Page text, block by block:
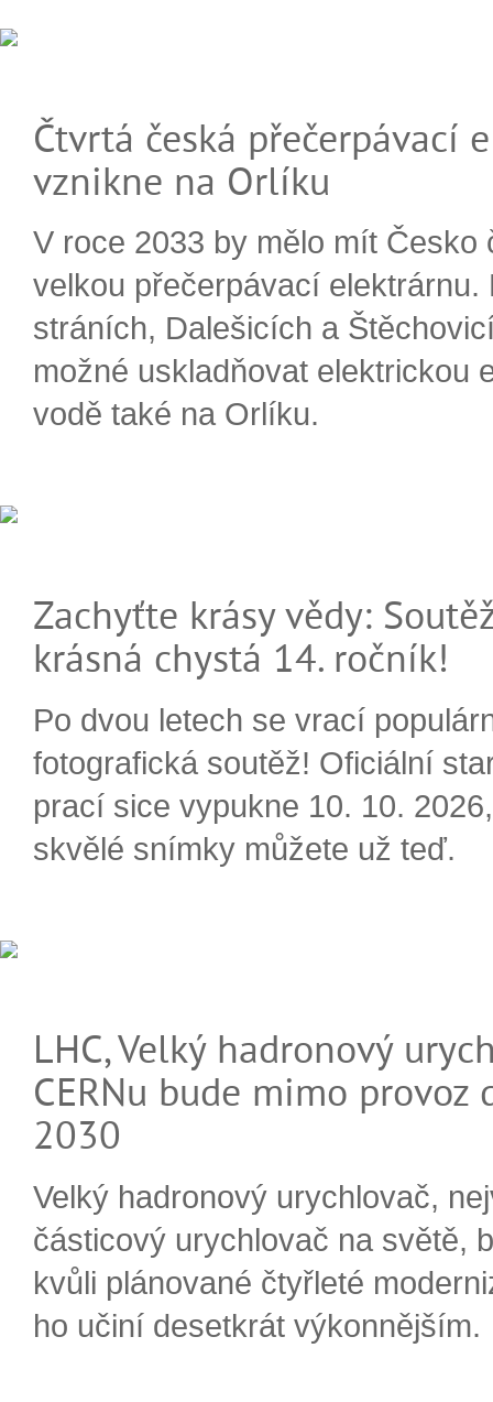
Čtvrtá česká přečerpávací
vznikne na Orlíku
V roce 2033 by mělo mít Česko
velkou přečerpávací elektrárnu.
stráních, Dalešicích a
možné uskladňovat elektrickou
vodě také na Orlíku.
Zachyťte krásy vědy:
krásná chystá 14. ročník!
Po dvou letech se vrací
fotografická soutěž! Oficiální
prací sice vypukne 10. 10.
skvělé snímky můžete už teď.
LHC, Velký hadronový
CERNu bude mimo provoz
2030
Velký hadronový urychlovač,
částicový urychlovač na světě,
kvůli plánované čtyřleté
ho učiní desetkrát výkonnějším.